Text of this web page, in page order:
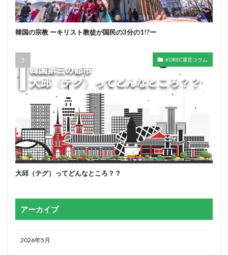
韓国の宗教 ーキリスト教徒が国民の3分の1!?ー
KOREC運営コラム
大邱（テグ）ってどんなところ？？
アーカイブ
2026年5月